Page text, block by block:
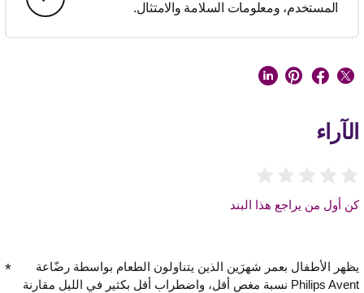
المستخدم، ومعلومات السلامة والامتثال.
الآراء
كن أول من يراجع هذا البند
يظهر الأطفال بعمر شهرَين الذين يتناولون الطعام بواسطة رضّاعة
Philips Avent نسبة مغص أقل، واضطراب أقل بكثير في الليل مقارنة